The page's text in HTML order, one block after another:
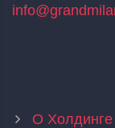
О Холдинге